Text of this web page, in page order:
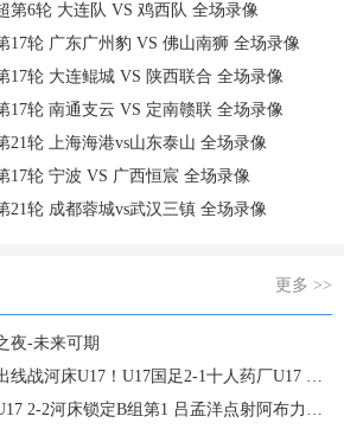
第6轮 大连队 VS 鸡西队 全场录像
17轮 广东广州豹 VS 佛山南狮 全场录像
17轮 大连鲲城 VS 陕西联合 全场录像
17轮 南通支云 VS 定南赣联 全场录像
21轮 上海海港vs山东泰山 全场录像
17轮 宁波 VS 广西恒宸 全场录像
21轮 成都蓉城vs武汉三镇 全场录像
更多 >>
夜-未来可期
U17！U17国足2-1十人药厂U17 赵松源登场1分钟传射
床锁定B组第1 吕孟洋点射阿布力米破门 将战A组第2